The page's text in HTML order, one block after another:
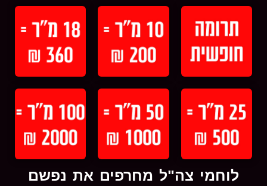
לוחמי צה"ל מחרפים את נפשם